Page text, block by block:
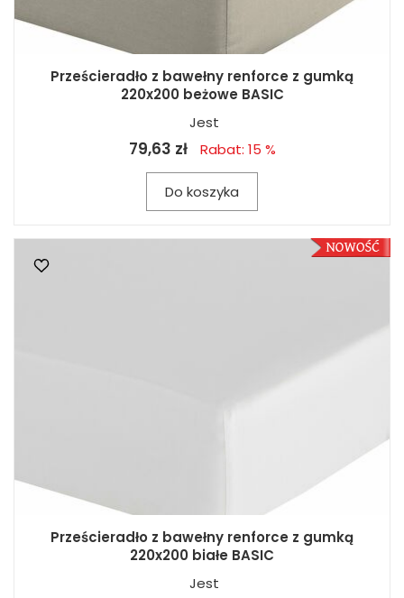
Prześcieradło z bawełny renforce z gumką
220x200 beżowe BASIC
Jest
79,63 zł Rabat: 15 %
Do koszyka
Prześcieradło z bawełny renforce z gumką
220x200 białe BASIC
Jest